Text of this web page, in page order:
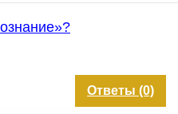
Ответы (0)